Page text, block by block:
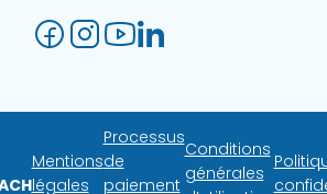
Mentions
légales
Processus
de
paiement
Conditions
générales